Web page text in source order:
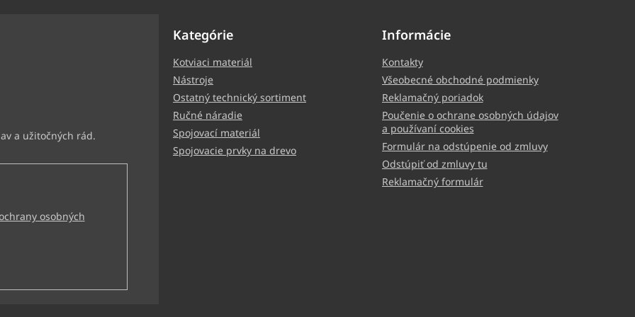
osobných
Kategórie
Kotviaci materiál
Nástroje
Ostatný technický sortiment
Ručné náradie
Spojovací materiál
Spojovacie prvky na drevo
Informácie
Kontakty
Všeobecné obchodné podmienky
Reklamačný poriadok
Poučenie o ochrane osobných údajov
a používaní cookies
Formulár na odstúpenie od zmluvy
Odstúpiť od zmluvy tu
Reklamačný formulár